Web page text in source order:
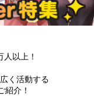
以上！
く活動する
紹介！